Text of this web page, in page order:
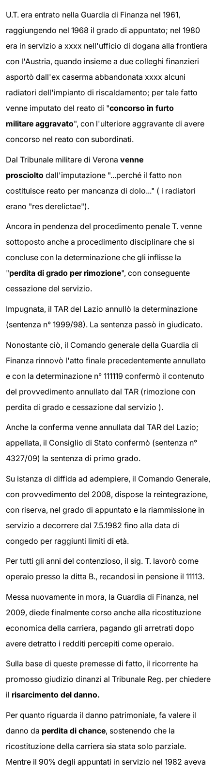
U.T. era entrato nella Guardia di Finanza nel 1961,
raggiungendo nel 1968 il grado di appuntato; nel 1980
era in servizio a xxxx nell'ufficio di dogana alla frontiera
con l'Austria, quando insieme a due colleghi finanzieri
asportò dall'ex caserma abbandonata xxxx alcuni
radiatori dell'impianto di riscaldamento; per tale fatto
venne imputato del reato di "concorso in furto
militare aggravato", con l'ulteriore aggravante di avere
concorso nel reato con subordinati.
Dal Tribunale militare di Verona venne
prosciolto dall'imputazione "...perché il fatto non
costituisce reato per mancanza di dolo..." ( i radiatori
erano "res derelictae").
Ancora in pendenza del procedimento penale T. venne
sottoposto anche a procedimento disciplinare che si
concluse con la determinazione che gli inflisse la
"perdita di grado per rimozione", con conseguente
cessazione del servizio.
Impugnata, il TAR del Lazio annullò la determinazione
(sentenza n° 1999/98). La sentenza passò in giudicato.
Nonostante ciò, il Comando generale della Guardia di
Finanza rinnovò l'atto finale precedentemente annullato
e con la determinazione n° 111119 confermò il contenuto
del provvedimento annullato dal TAR (rimozione con
perdita di grado e cessazione dal servizio ).
Anche la conferma venne annullata dal TAR del Lazio;
appellata, il Consiglio di Stato confermò (sentenza n°
4327/09) la sentenza di primo grado.
Su istanza di diffida ad adempiere, il Comando Generale,
con provvedimento del 2008, dispose la reintegrazione,
con riserva, nel grado di appuntato e la riammissione in
servizio a decorrere dal 7.5.1982 fino alla data di
congedo per raggiunti limiti di età.
Per tutti gli anni del contenzioso, il sig. T. lavorò come
operaio presso la ditta B., recandosi in pensione il 11113.
Messa nuovamente in mora, la Guardia di Finanza, nel
2009, diede finalmente corso anche alla ricostituzione
economica della carriera, pagando gli arretrati dopo
avere detratto i redditi percepiti come operaio.
Sulla base di queste premesse di fatto, il ricorrente ha
promosso giudizio dinanzi al Tribunale Reg. per chiedere
il risarcimento del danno.
Per quanto riguarda il danno patrimoniale, fa valere il
danno da perdita di chance, sostenendo che la
ricostituzione della carriera sia stata solo parziale.
Mentre il 90% degli appuntati in servizio nel 1982 aveva